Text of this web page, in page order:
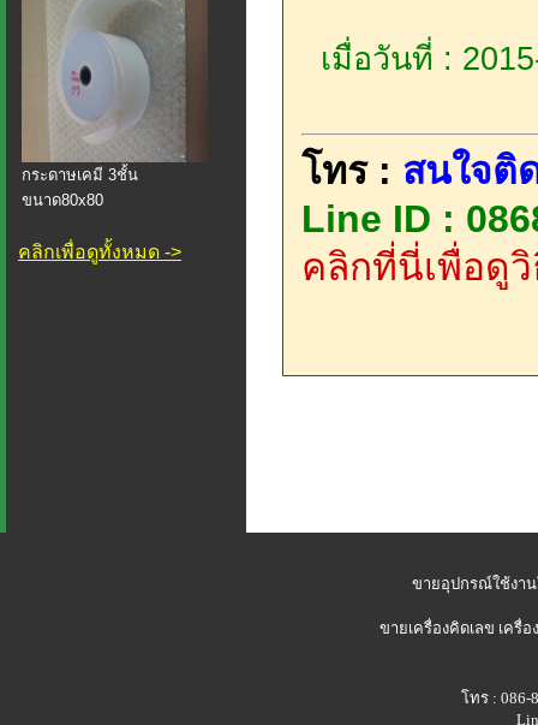
กระดาษเคมี 3ชั้น
ขนาด80x80
คลิกเพื่อดูทั้งหมด ->
เมื่อวันที่ :
โทร : สนใจติ
Line ID :
คลิกที่นี่เพื่อดูวิ
ขายอุปกรณ์ใช้งา
ขายเครื่องคิดเลข เครื่
โทร : 086-